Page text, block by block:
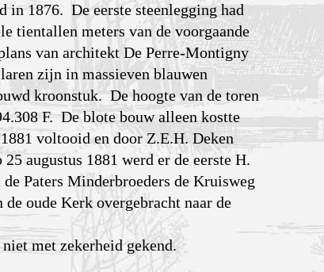
in 1876. De eerste steenlegging had
tientallen meters van de voorgaande
van architekt De Perre-Montigny
zijn in massieven blauwen
kroonstuk. De hoogte van de toren
F. De blote bouw alleen kostte
voltooid en door Z.E.H. Deken
augustus 1881 werd er de eerste H.
Paters Minderbroeders de Kruisweg
oude Kerk overgebracht naar de
met zekerheid gekend.